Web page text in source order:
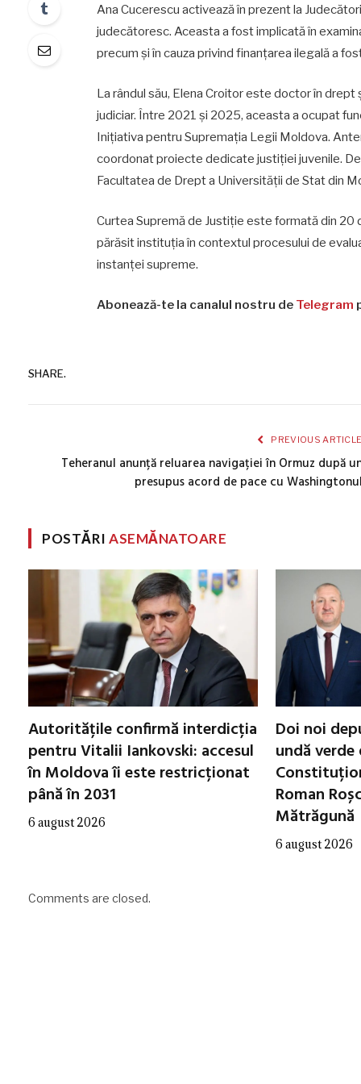
Ana Cucerescu activează în prezent la
judecătoresc. Aceasta a fost implicată în
precum și în cauza privind finanțarea ilegală a
La rândul său, Elena Croitor este doctor în
judiciar. Între 2021 și 2025, aceasta a ocupat
Inițiativa pentru Supremația Legii Moldova.
coordonat proiecte dedicate justiției juvenile.
Facultatea de Drept a Universității de Stat din
Curtea Supremă de Justiție este formată din 20
părăsit instituția în contextul procesului de
instanței supreme.
Abonează-te la canalul nostru de Telegram
SHARE.
PREVIOUS
Teheranul anunță reluarea navigației în Ormuz după
presupus acord de pace cu
POSTĂRIASEMĂNATOARE
Autoritățile confirmă interdicția
pentru Vitalii Iankovski: accesul
în Moldova îi este restricționat
până în 2031
6 august 2026
Doi noi
undă verde
Roman
Mătrăgună
6 august 2026
Comments are closed.